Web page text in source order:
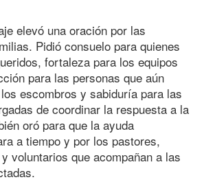
elevó una oración por las
Pidió consuelo para quienes
fortaleza para los equipos
para las personas que aún
escombros y sabiduría para las
de coordinar la respuesta a la
oró para que la ayuda
a tiempo y por los pastores,
voluntarios que acompañan a las